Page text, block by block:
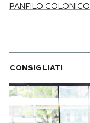
PANFILO COLONICO
CONSIGLIATI